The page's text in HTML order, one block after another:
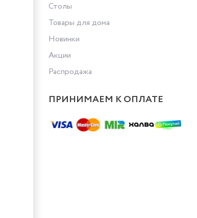
Столы
Товары для дома
Новинки
Акции
Распродажа
ПРИНИМАЕМ К ОПЛАТЕ